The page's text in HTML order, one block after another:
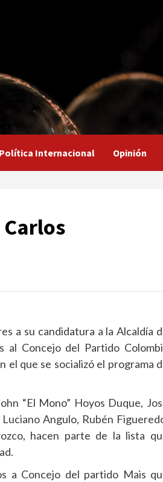
Política Internacional Opinión
a su candidatura a la Alcaldía
al Concejo del Partido
que se socializó el programa
“El Mono” Hoyos Duque,
Angulo, Rubén
hacen parte de la lista
a Concejo del partido Mais